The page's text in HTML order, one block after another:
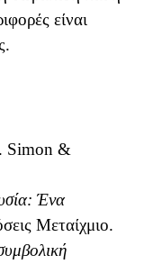
είναι
. Simon &
Ένα
Μεταίχμιο.